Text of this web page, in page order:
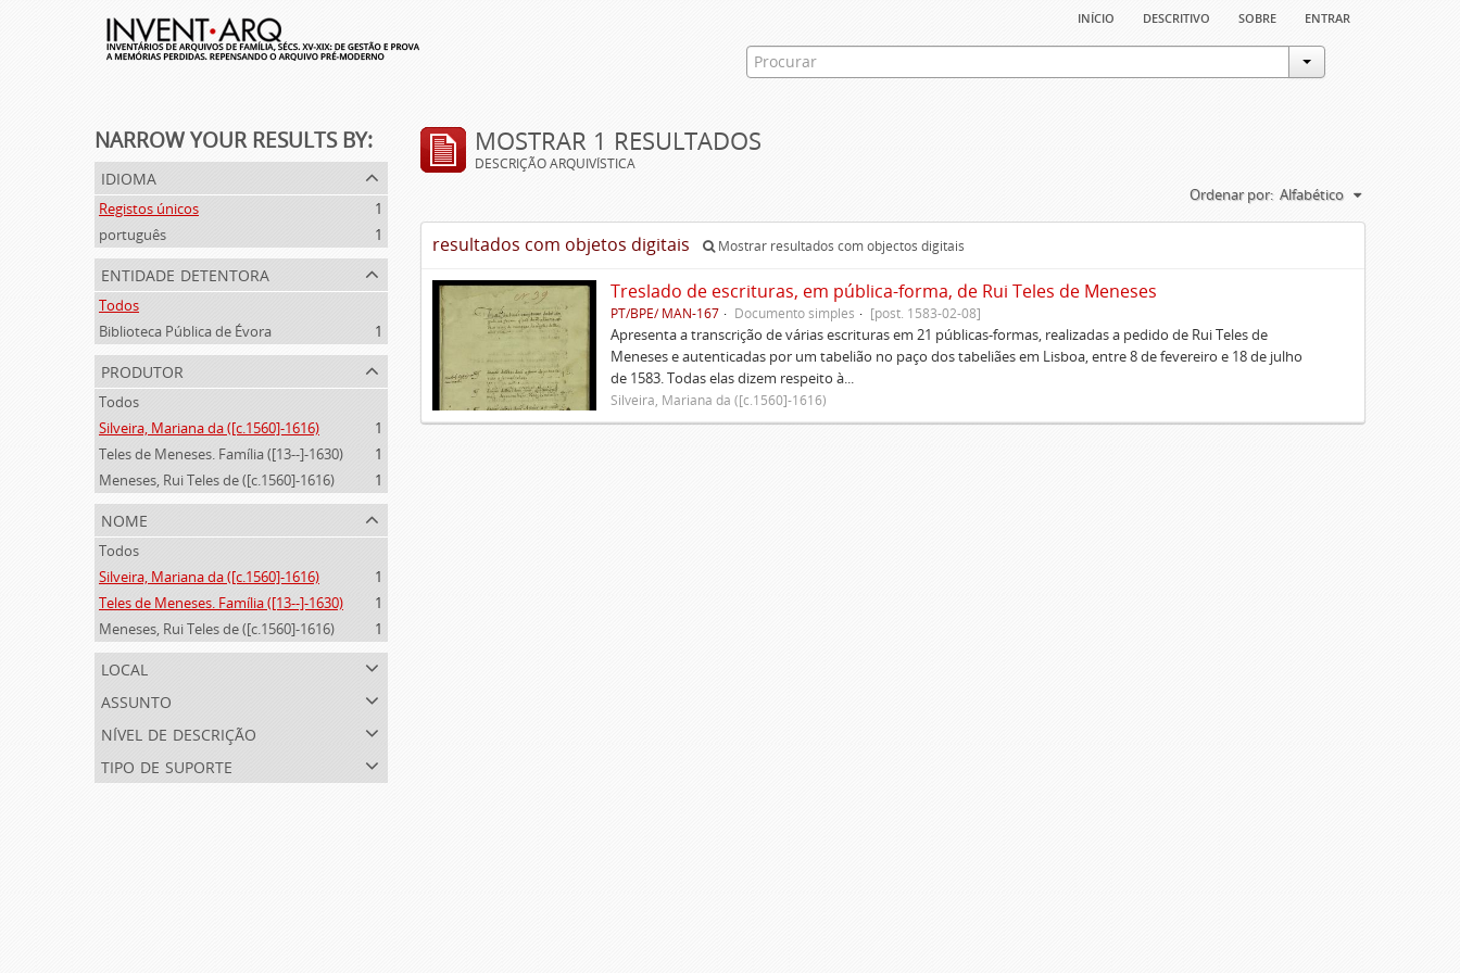
início descritivo sobre entrar
NARROW YOUR RESULTS BY:
idioma
Registos únicos
1
português
1
entidade detentora
Todos
Biblioteca Pública de Évora
1
produtor
Todos
Silveira, Mariana da ([c.1560]-1616)
1
Teles de Meneses. Família ([13--]-1630)
1
Meneses, Rui Teles de ([c.1560]-1616)
1
nome
Todos
Silveira, Mariana da ([c.1560]-1616)
1
Teles de Meneses. Família ([13--]-1630)
1
Meneses, Rui Teles de ([c.1560]-1616)
1
local
assunto
nível de descrição
tipo de suporte
MOSTRAR 1 RESULTADOS
DESCRIÇÃO ARQUIVÍSTICA
Ordenar por: Alfabético
resultados com objetos digitais Mostrar resultados com objectos digitais
Treslado de escrituras, em pública-forma, de Rui Teles de Meneses
PT/BPE/ MAN-167 Documento simples [post. 1583-02-08]
Apresenta a transcrição de várias escrituras em 21 públicas-formas, realizadas a pedido de Rui Teles de
Meneses e autenticadas por um tabelião no paço dos tabeliães em Lisboa, entre 8 de fevereiro e 18 de julho
de 1583. Todas elas dizem respeito à...
Silveira, Mariana da ([c.1560]-1616)